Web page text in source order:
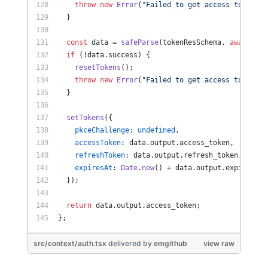
throw new Error( "Failed to get access token"
  }
const data = safeParse(tokenResSchema, await
if (!data. success ) {
resetTokens ();
throw
new Error( "Failed to get access token"
  }
setTokens ({
pkceChallenge: undefined ,
accessToken: data.output .access_token,
refreshToken: data.output . refresh_token,
expiresAt : Date. now() + data.output .expires_in
  });
return data.output .access_token;
};
view raw
src/context/auth.tsx delivered by emgithub